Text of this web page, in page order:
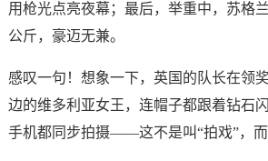
用枪光点亮夜幕；最后，举重中，苏格
公斤，豪迈无兼。
感叹一句！想象一下，英国的队长在领
边的维多利亚女王，连帽子都跟着钻石
手机都同步拍摄——这不是叫“拍戏”，而